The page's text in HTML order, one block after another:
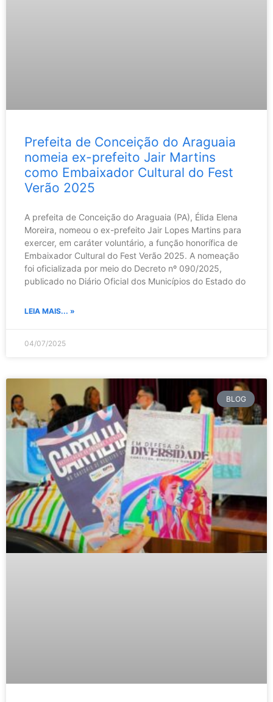
Prefeita de Conceição do Araguaia
nomeia ex-prefeito Jair Martins
como Embaixador Cultural do Fest
Verão 2025
A prefeita de Conceição do Araguaia (PA), Élida Elena
Moreira, nomeou o ex-prefeito Jair Lopes Martins para
exercer, em caráter voluntário, a função honorífica de
Embaixador Cultural do Fest Verão 2025. A nomeação
foi oficializada por meio do Decreto nº 090/2025,
publicado no Diário Oficial dos Municípios do Estado do
LEIA MAIS... »
04/07/2025
BLOG